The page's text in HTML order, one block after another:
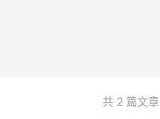
共 2 篇文章